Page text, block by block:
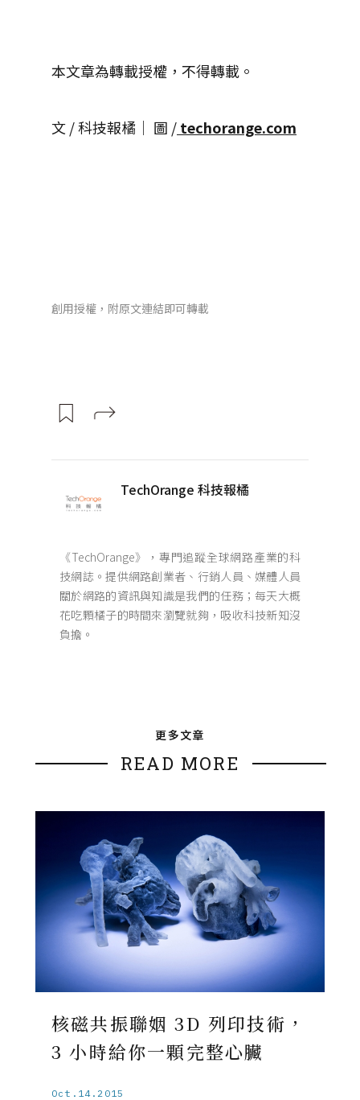
本文章為轉載授權，不得轉載。
文 / 科技報橘│ 圖 /techorange.com
創用授權，附原文連結即可轉載
TechOrange 科技報橘
《TechOrange》，專門追蹤全球網路產業的科
技網誌。提供網路創業者、行銷人員、媒體人員
關於網路的資訊與知識是我們的任務；每天大概
花吃顆橘子的時間來瀏覽就夠，吸收科技新知沒
負擔。
更多文章
READ MORE
核磁共振聯姻 3D 列印技術，
3 小時給你一顆完整心臟
Oct.14.2015